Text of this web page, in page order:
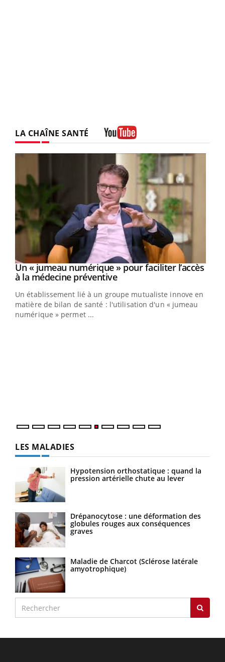
LA CHAÎNE SANTÉ
Youtube
Un « jumeau numérique » pour faciliter l’accès
à la médecine préventiveYoutube
Un établissement lié à un groupe mutualiste innove en
matière de bilan de santé : l'utilisation d'un « jumeau
numérique » permet ...
LES MALADIES
Hypotension orthostatique : quand la
pression artérielle chute au lever
Drépanocytose : une déformation des
globules rouges aux conséquences
graves
Maladie de Charcot (Sclérose latérale
amyotrophique)